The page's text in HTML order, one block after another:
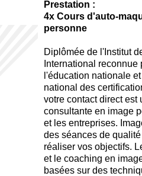
Prestation :
4x Cours d'auto-
personne
Diplômée de l'Institut
International
l'éducation nationale
national des
votre contact direct est
consultante en image
et les entreprises.
des séances de
réaliser vos objectifs.
et le coaching en
basées sur des